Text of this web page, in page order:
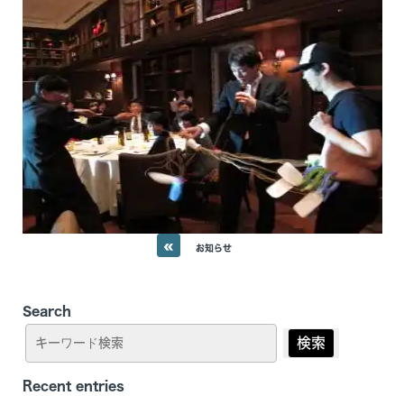
« お知らせ
Search
検索
Recent entries